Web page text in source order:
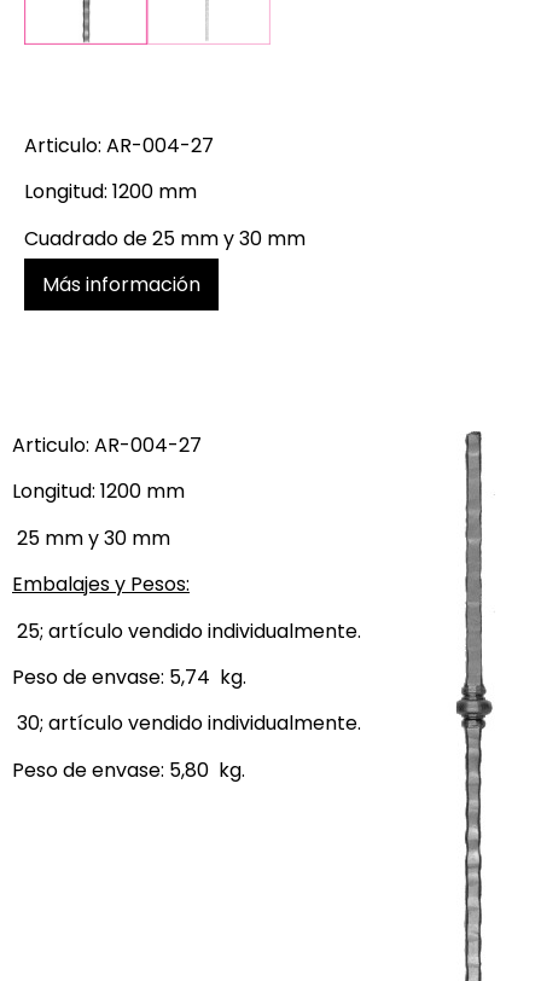
Articulo: AR-004-27
Longitud: 1200 mm
Cuadrado de 25 mm y 30 mm
Más información
Articulo: AR-004-27
Longitud: 1200 mm
25 mm y 30 mm
Embalajes y Pesos:
25; artículo vendido individualmente.
Peso de envase: 5,74 kg.
30; artículo vendido individualmente.
Peso de envase: 5,80 kg.